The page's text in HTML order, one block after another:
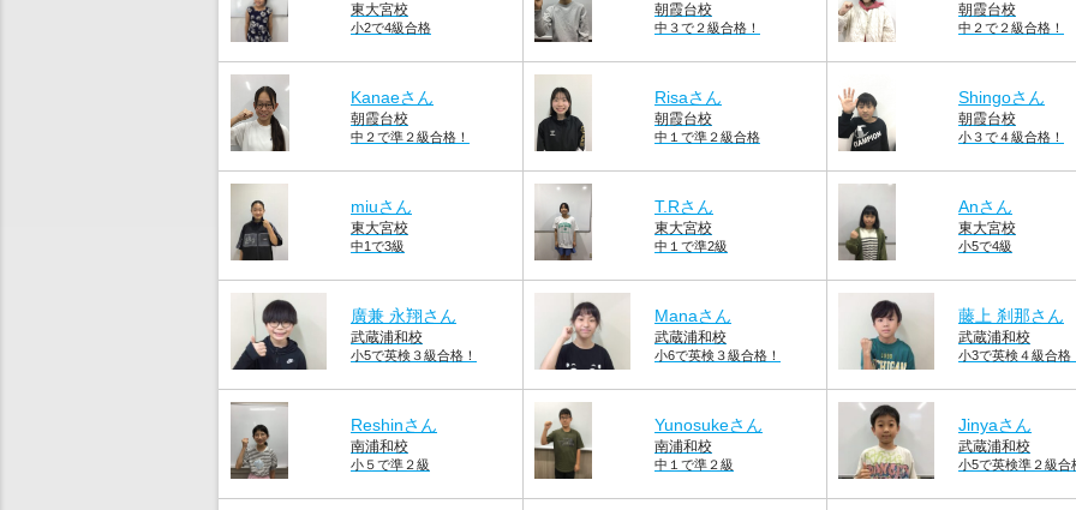
東大宮校
小2で4級合格
朝霞台校
中３で２級合格！
朝霞台校
中２で２級合格！
Kanaeさん
朝霞台校
中２で準２級合格！
Risaさん
朝霞台校
中１で準２級合格
Shingoさん
朝霞台校
小３で４級合格！
miuさん
東大宮校
中1で3級
T.Rさん
東大宮校
中１で準2級
Anさん
東大宮校
小5で4級
廣兼 永翔さん
武蔵浦和校
小5で英検３級合格！
Manaさん
武蔵浦和校
小6で英検３級合格！
藤上 刹那さん
武蔵浦和校
小3で英検４級合格
Reshinさん
南浦和校
小５で準２級
Yunosukeさん
南浦和校
中１で準２級
Jinyaさん
武蔵浦和校
小5で英検準２級合